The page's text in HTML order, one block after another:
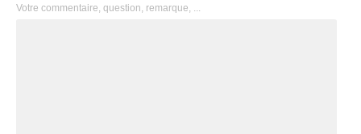
Votre commentaire, question, remarque, ...